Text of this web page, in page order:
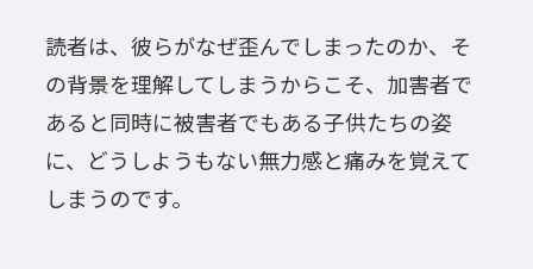
読者は、彼らがなぜ歪んでしまったのか、そ
の背景を理解してしまうからこそ、加害者で
あると同時に被害者でもある子供たちの姿
に、どうしようもない無力感と痛みを覚えて
しまうのです。